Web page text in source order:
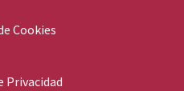
Cookies
Privacidad